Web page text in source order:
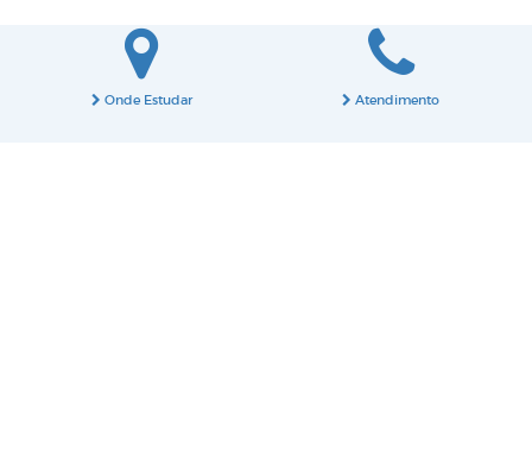
Onde Estudar Atendimento